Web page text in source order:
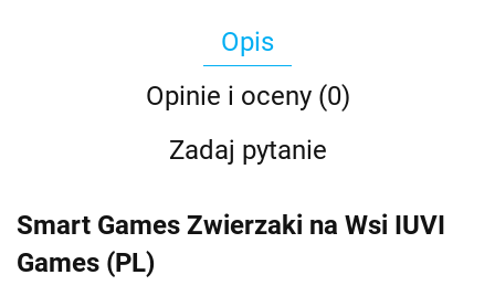
Opis
Opinie i oceny (0)
Zadaj pytanie
Smart Games Zwierzaki na Wsi IUVI
Games (PL)